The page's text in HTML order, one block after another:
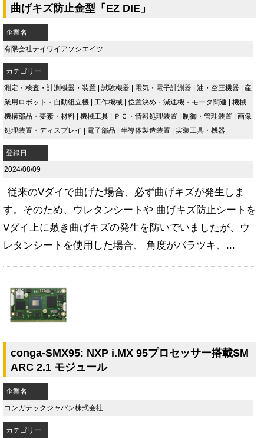
曲げキズ防止金型「EZ DIE」
企業名
有限会社テイワイアソシエイツ
カテゴリー
測定・検査・計測機器・装置 | 試験機器 | 電気・電子計測器 | 油・空圧機器 | 産
業用ロボット・自動組立機 | 工作機械 | 位置決め・減速機・モータ関連 | 機械
機構部品・要素・材料 | 機械工具 | ＰＣ・情報処理装置 | 制御・管理装置 | 画像
処理装置・ディスプレイ | 電子部品 | 半導体製造装置 | 実装工具・機器
登録日
2024/08/09
従来のVダイで曲げた場合、必ず曲げキズが発生しま
す。そのため、ウレタンシートや 曲げキズ防止シートを
Vダイ上に敷き曲げキズの発生を防いでいましたが、ウ
レタンシートを使用した場合、 角度がバラツキ、...
conga-SMX95: NXP i.MX 95プロセッサー搭載SM
ARC 2.1 モジュール
企業名
コンガテックジャパン株式会社
カテゴリー